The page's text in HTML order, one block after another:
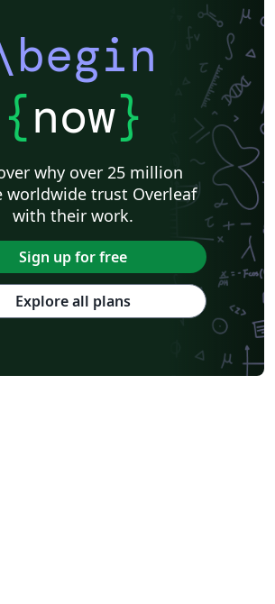
{now}
why over 25 million
worldwide trust Overleaf
with their work.
Sign up for free
Explore all plans